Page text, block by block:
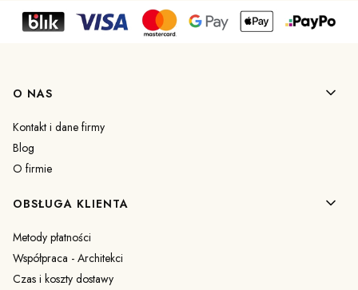
Linki w stopce
O NAS
Kontakt i dane firmy
Blog
O firmie
OBSŁUGA KLIENTA
Metody płatności
Współpraca - Architekci
Czas i koszty dostawy